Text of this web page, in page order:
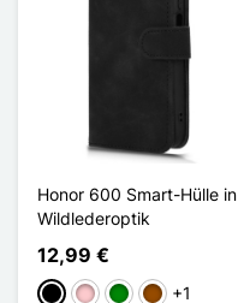
Honor 600 Smart-Hülle in
Wildlederoptik
12,99 €
Schwarz
PinkGrünBraun
+1